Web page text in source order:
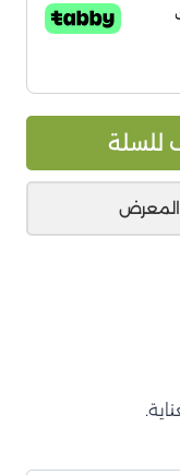
للسلة